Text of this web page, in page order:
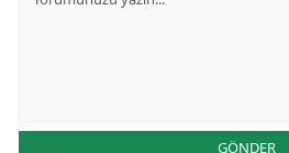
GÖNDER